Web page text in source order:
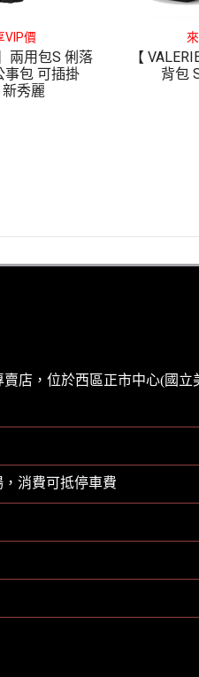
VIP價
兩用包S 俐落
事包 可插掛
秀麗
【
背包
店，位於西區正市中心(國
消費可抵停車費